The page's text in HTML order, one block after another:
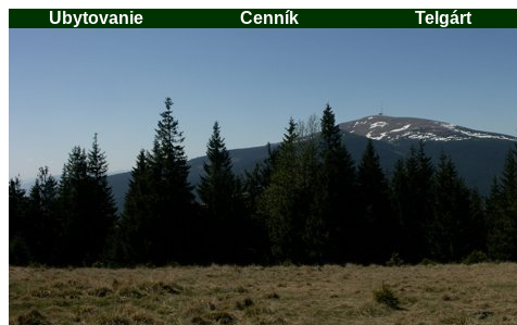
Ubytovanie Cenník Telgárt